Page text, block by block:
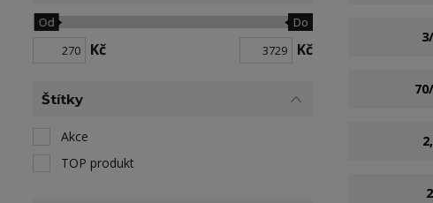
Kč
Od Do
Kč
Štítky
Akce
TOP produkt